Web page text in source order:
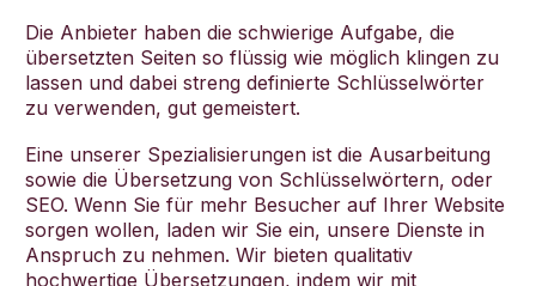
Die Anbieter haben die schwierige Aufgabe, die
übersetzten Seiten so flüssig wie möglich klingen zu
lassen und dabei streng definierte Schlüsselwörter
zu verwenden, gut gemeistert.
Eine unserer Spezialisierungen ist die Ausarbeitung
sowie die Übersetzung von Schlüsselwörtern, oder
SEO. Wenn Sie für mehr Besucher auf Ihrer Website
sorgen wollen, laden wir Sie ein, unsere Dienste in
Anspruch zu nehmen. Wir bieten qualitativ
hochwertige Übersetzungen, indem wir mit